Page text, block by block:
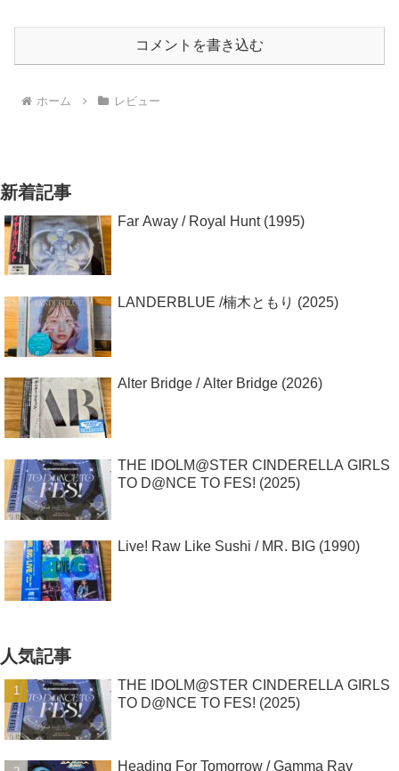
コメントを書き込む
ホーム レビュー
新着記事
Far Away / Royal Hunt (1995)
LANDERBLUE /楠木ともり (2025)
Alter Bridge / Alter Bridge (2026)
THE IDOLM@STER CINDERELLA GIRLS
TO D@NCE TO FES! (2025)
Live! Raw Like Sushi / MR. BIG (1990)
人気記事
THE IDOLM@STER CINDERELLA GIRLS
TO D@NCE TO FES! (2025)
Heading For Tomorrow / Gamma Ray